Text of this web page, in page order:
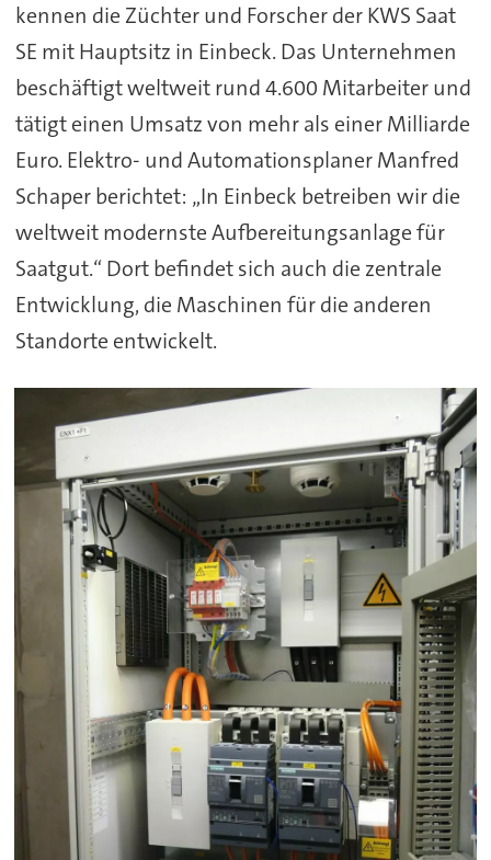
kennen die Züchter und Forscher der KWS Saat
SE mit Hauptsitz in Einbeck. Das Unternehmen
beschäftigt weltweit rund 4.600 Mitarbeiter und
tätigt einen Umsatz von mehr als einer Milliarde
Euro. Elektro- und Automationsplaner Manfred
Schaper berichtet: „In Einbeck betreiben wir die
weltweit modernste Aufbereitungsanlage für
Saatgut.“ Dort befindet sich auch die zentrale
Entwicklung, die Maschinen für die anderen
Standorte entwickelt.